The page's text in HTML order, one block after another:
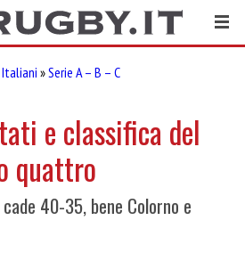
»Serie A – B – C
e classifica del
quattro
40-35, bene Colorno e